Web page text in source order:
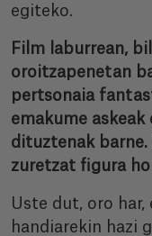
egiteko.
Film laburrean,
oroitzapenetan
pertsonaia
emakume
dituztenak
zuretzat figura
Uste dut, oro
handiarekin hazi